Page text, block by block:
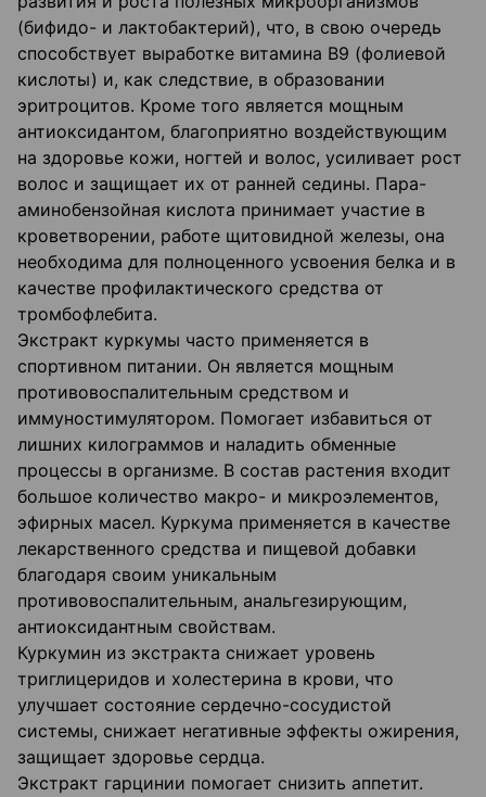
(бифидо- и лактобактерий), что, в свою очередь
способствует выработке витамина В9 (фолиевой
кислоты) и, как следствие, в образовании
эритроцитов. Кроме того является мощным
антиоксидантом, благоприятно воздействующим
на здоровье кожи, ногтей и волос, усиливает рост
волос и защищает их от ранней седины. Пара-
аминобензойная кислота принимает участие в
кроветворении, работе щитовидной железы, она
необходима для полноценного усвоения белка и в
качестве профилактического средства от
тромбофлебита.
Экстракт куркумы часто применяется в
спортивном питании. Он является мощным
противовоспалительным средством и
иммуностимулятором. Помогает избавиться от
лишних килограммов и наладить обменные
процессы в организме. В состав растения входит
большое количество макро- и микроэлементов,
эфирных масел. Куркума применяется в качестве
лекарственного средства и пищевой добавки
благодаря своим уникальным
противовоспалительным, анальгезирующим,
антиоксидантным свойствам.
Куркумин из экстракта снижает уровень
триглицеридов и холестерина в крови, что
улучшает состояние сердечно-сосудистой
системы, снижает негативные эффекты ожирения,
защищает здоровье сердца.
Экстракт гарцинии помогает снизить аппетит.